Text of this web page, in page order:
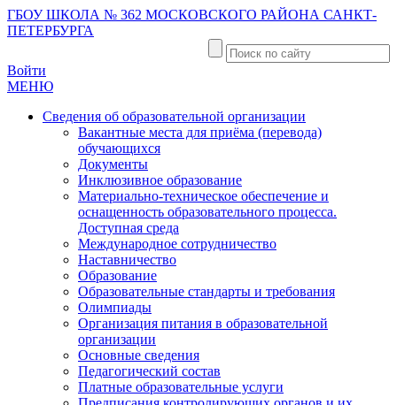
ГБОУ ШКОЛА № 362 МОСКОВСКОГО РАЙОНА САНКТ-
ПЕТЕРБУРГА
Войти
МЕНЮ
Сведения об образовательной организации
Вакантные места для приёма (перевода)
обучающихся
Документы
Инклюзивное образование
Материально-техническое обеспечение и
оснащенность образовательного процесса.
Доступная среда
Международное сотрудничество
Наставничество
Образование
Образовательные стандарты и требования
Олимпиады
Организация питания в образовательной
организации
Основные сведения
Педагогический состав
Платные образовательные услуги